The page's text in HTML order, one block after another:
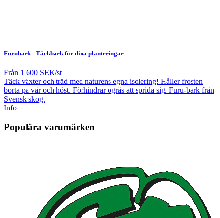
Furubark- Täckbark för dina planteringar
Från 1 600 SEK/st
Täck växter och träd med naturens egna isolering! Håller frosten
borta på vår och höst. Förhindrar ogräs att sprida sig. Furu-bark från
Svensk skog.
Info
Populära varumärken